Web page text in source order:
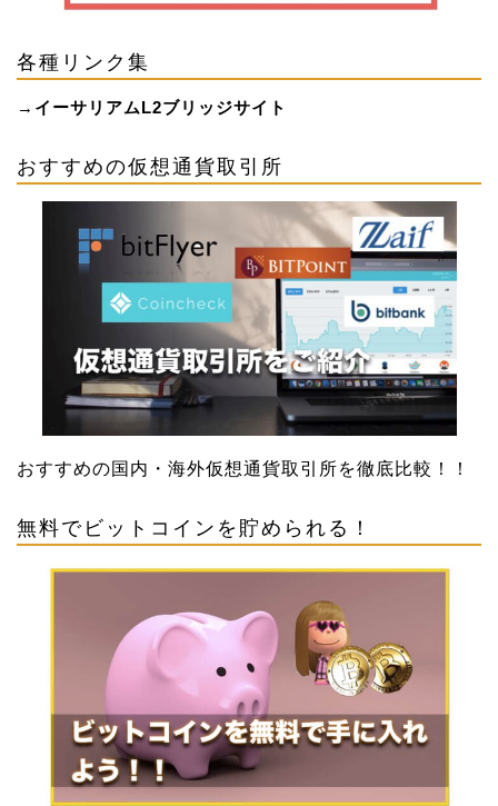
各種リンク集
→ イーサリアムL2ブリッジサイト
おすすめの仮想通貨取引所
おすすめの国内・海外仮想通貨取引所を徹底比較！！
無料でビットコインを貯められる！